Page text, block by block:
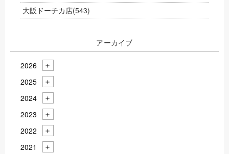
大阪ドーチカ店(543)
アーカイブ
2026
2025
2024
2023
2022
2021